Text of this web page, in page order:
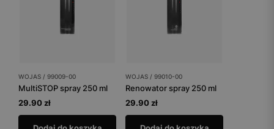
WOJAS / 99009-00
MultiSTOP spray 250 ml
29.90 zł
WOJAS / 99010-00
Renowator spray 250 ml
29.90 zł